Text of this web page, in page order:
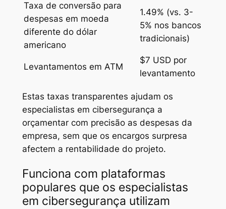
Taxa de conversão para
despesas em moeda
diferente do dólar
americano
1.49% (vs. 3-
5% nos bancos
tradicionais)
Levantamentos em ATM
$7 USD por
levantamento
Estas taxas transparentes ajudam os
especialistas em cibersegurança a
orçamentar com precisão as despesas da
empresa, sem que os encargos surpresa
afectem a rentabilidade do projeto.
Funciona com plataformas
populares que os especialistas
em cibersegurança utilizam